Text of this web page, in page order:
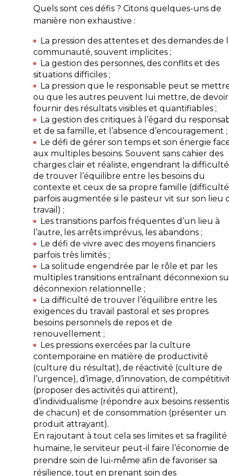
Quels sont ces défis ? Citons quelques-uns de
manière non exhaustive :
La pression des attentes et des demandes de
communauté, souvent implicites ;
La gestion des personnes, des conflits et des
situations difficiles ;
La pression que le responsable peut se
ou que les autres peuvent lui mettre, de devoir
fournir des résultats visibles et quantifiables ;
La gestion des critiques à l’égard du
et de sa famille, et l’absence d’encouragement ;
Le défi de gérer son temps et son énergie
aux multiples besoins. Souvent sans cahier des
charges clair et réaliste, engendrant la difficulté
de trouver l’équilibre entre les besoins du
contexte et ceux de sa propre famille (difficulté
parfois augmentée si le pasteur vit sur son lieu
travail) ;
Les transitions parfois fréquentes d’un lieu à
l’autre, les arrêts imprévus, les abandons ;
Le défi de vivre avec des moyens financiers
parfois très limités ;
La solitude engendrée par le rôle et par les
multiples transitions entraînant déconnexion
déconnexion relationnelle ;
La difficulté de trouver l’équilibre entre les
exigences du travail pastoral et ses propres
besoins personnels de repos et de
renouvellement ;
Les pressions exercées par la culture
contemporaine en matière de productivité
(culture du résultat), de réactivité (culture de
l’urgence), d’image, d’innovation, de
(proposer des activités qui attirent),
d’individualisme (répondre aux besoins ressentis
de chacun) et de consommation (présenter un
produit attrayant).
En rajoutant à tout cela ses limites et sa fragilité
humaine, le serviteur peut-il faire l’économie de
prendre soin de lui-même afin de favoriser sa
résilience, tout en prenant soin des